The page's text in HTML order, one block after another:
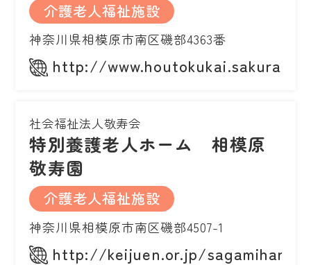
介護老人福祉施設
神奈川県相模原市南区磯部4363番
http://
社会福祉法人敬寿会
特別養護老人ホーム 相模原
敬寿園
介護老人福祉施設
神奈川県相模原市南区磯部4507-1
http://keijuen.or.jp/sagamihara/